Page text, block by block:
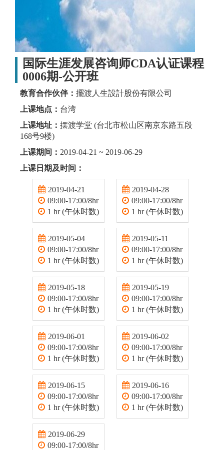
国际生涯发展咨询师CDA认证课程
0006期-公开班
教育合作伙伴： 擺渡人生設計股份有限公司
上课地点： 台湾
上课地址： 摆渡学堂 (台北市松山区南京东路五段
168号9楼)
上课期间： 2019-04-21 ~ 2019-06-29
上课日期及时间：
2019-04-21
09:00-17:00/8hr
1 hr (午休时数)
2019-04-28
09:00-17:00/8hr
1 hr (午休时数)
2019-05-04
09:00-17:00/8hr
1 hr (午休时数)
2019-05-11
09:00-17:00/8hr
1 hr (午休时数)
2019-05-18
09:00-17:00/8hr
1 hr (午休时数)
2019-05-19
09:00-17:00/8hr
1 hr (午休时数)
2019-06-01
09:00-17:00/8hr
1 hr (午休时数)
2019-06-02
09:00-17:00/8hr
1 hr (午休时数)
2019-06-15
09:00-17:00/8hr
1 hr (午休时数)
2019-06-16
09:00-17:00/8hr
1 hr (午休时数)
2019-06-29
09:00-17:00/8hr